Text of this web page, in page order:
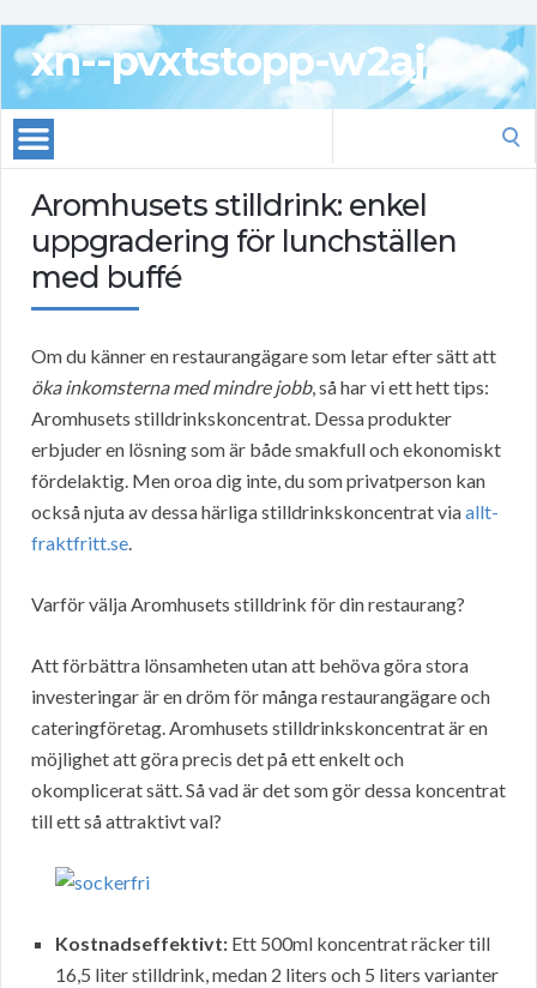
xn--pvxtstopp-w2aj
Aromhusets stilldrink: enkel
uppgradering för lunchställen
med buffé
Om du känner en restaurangägare som letar efter sätt att
öka inkomsterna med mindre jobb, så har vi ett hett tips:
Aromhusets stilldrinkskoncentrat. Dessa produkter
erbjuder en lösning som är både smakfull och ekonomiskt
fördelaktig. Men oroa dig inte, du som privatperson kan
också njuta av dessa härliga stilldrinkskoncentrat viaallt-
fraktfritt.se.
Varför välja Aromhusets stilldrink för din restaurang?
Att förbättra lönsamheten utan att behöva göra stora
investeringar är en dröm för många restaurangägare och
cateringföretag. Aromhusets stilldrinkskoncentrat är en
möjlighet att göra precis det på ett enkelt och
okomplicerat sätt. Så vad är det som gör dessa koncentrat
till ett så attraktivt val?
Kostnadseffektivt: Ett 500ml koncentrat räcker till
16,5 liter stilldrink, medan 2 liters och 5 liters varianter